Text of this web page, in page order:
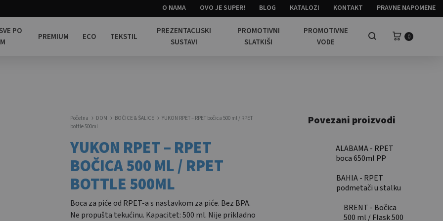
O NAMA OVO JE SUPER! BLOG KATALOZI KONTAKT PRAVNE NAPOMENE
PO
PREMIUM ECO TEKSTIL
PREZENTACIJSKI
SUSTAVI
PROMOTIVNI
SLATKIŠI
PROMOTIVNE
VODE
Pretraga
Košarica
0
Početna DOM BOČICE & ŠALICE
YUKON RPET – RPET bočica 500 ml / RPET
bottle 500ml
YUKON RPET – RPET
BOČICA 500 ML / RPET
BOTTLE 500ML
Boca za piće od RPET-a s nastavkom za piće. Bez BPA.
Ne propušta tekućinu. Kapacitet: 500 ml. Nije prikladno
Povezani proizvodi
ALABAMA - RPET
boca 650ml PP
/ RPET bottle
650ml PP flip lid
BAHIA - RPET
podmetači u stalku
coasters in bamboo
holder
BRENT - Bočica
500 ml / Flask 500